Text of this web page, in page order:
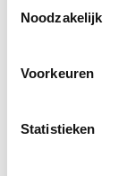
Noodzakelijk
Voorkeuren
Statistieken